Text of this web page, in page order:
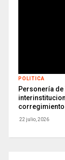
POLITICA
Personería
corregimiento
22 julio, 2026